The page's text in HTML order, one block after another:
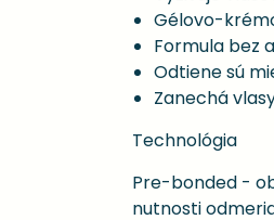
Gélovo-
Formula bez
Odtiene sú
Zanechá
Technológia
Pre-bonded -
nutnosti